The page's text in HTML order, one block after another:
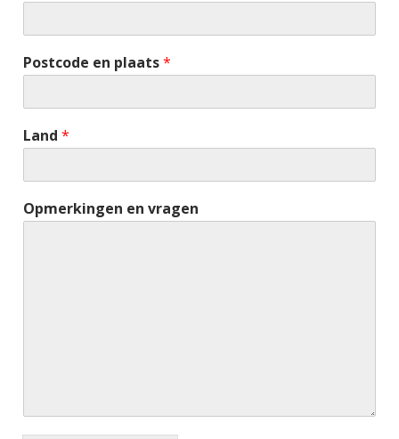
Postcode en plaats*
Land *
Opmerkingen en vragen